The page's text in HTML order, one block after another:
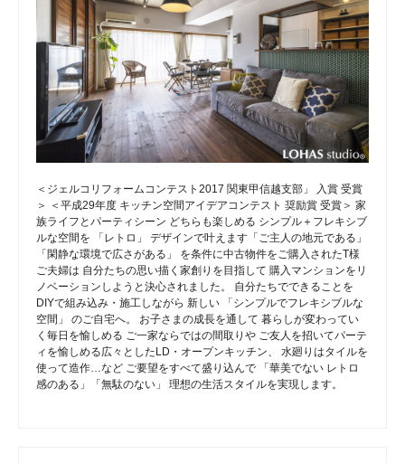
＜ジェルコリフォームコンテスト2017 関東甲信越支部」 入賞 受賞
＞ ＜平成29年度 キッチン空間アイデアコンテスト 奨励賞 受賞＞ 家
族ライフとパーティシーン どちらも楽しめる シンプル＋フレキシブ
ルな空間を 「レトロ」 デザインで叶えます「ご主人の地元である」
「閑静な環境で広さがある」 を条件に中古物件をご購入されたT様
ご夫婦は 自分たちの思い描く家創りを目指して 購入マンションをリ
ノベーションしようと決心されました。 自分たちでできることを
DIYで組み込み・施工しながら 新しい 「シンプルでフレキシブルな
空間」 のご自宅へ。 お子さまの成長を通して 暮らしが変わってい
く毎日を愉しめる ご一家ならではの間取りや ご友人を招いてパーテ
ィを愉しめる広々としたLD・オープンキッチン、 水廻りはタイルを
使って造作…など ご要望をすべて盛り込んで 「華美でない レトロ
感のある」「無駄のない」 理想の生活スタイルを実現します。